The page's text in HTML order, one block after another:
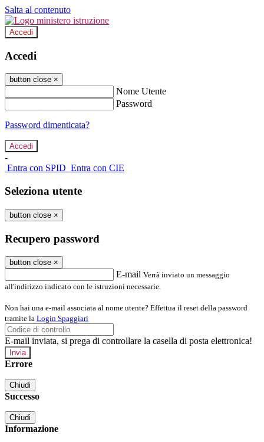
Salta al contenuto
Accedi
Accedi
button close ×
Nome Utente
Password
Password dimenticata?
-
Entra con SPID Entra con CIE
Seleziona utente
button close ×
Recupero password
button close ×
E-mail Verrà inviato un messaggio
all'indirizzo indicato con le istruzioni necessarie.
Non hai una e-mail associata al nome utente? Effettua il reset della password
tramite la Login Spaggiari
E-mail inviata, si prega di controllare la casella di posta elettronica!
Errore
Chiudi
Successo
Chiudi
Informazione